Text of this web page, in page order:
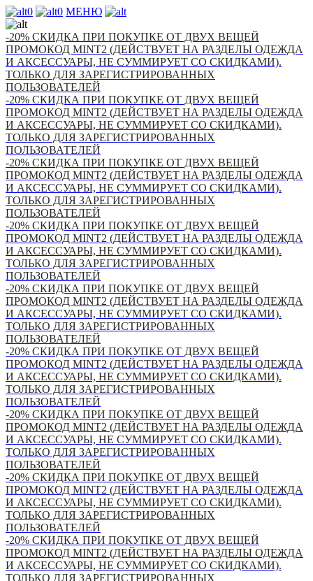
0 0 МЕНЮ
-20% СКИДКА ПРИ ПОКУПКЕ ОТ ДВУХ ВЕЩЕЙ
ПРОМОКОД MINT2 (ДЕЙСТВУЕТ НА РАЗДЕЛЫ ОДЕЖДА
И АКСЕССУАРЫ, НЕ СУММИРУЕТ СО СКИДКАМИ).
ТОЛЬКО ДЛЯ ЗАРЕГИСТРИРОВАННЫХ
ПОЛЬЗОВАТЕЛЕЙ
-20% СКИДКА ПРИ ПОКУПКЕ ОТ ДВУХ ВЕЩЕЙ
ПРОМОКОД MINT2 (ДЕЙСТВУЕТ НА РАЗДЕЛЫ ОДЕЖДА
И АКСЕССУАРЫ, НЕ СУММИРУЕТ СО СКИДКАМИ).
ТОЛЬКО ДЛЯ ЗАРЕГИСТРИРОВАННЫХ
ПОЛЬЗОВАТЕЛЕЙ
-20% СКИДКА ПРИ ПОКУПКЕ ОТ ДВУХ ВЕЩЕЙ
ПРОМОКОД MINT2 (ДЕЙСТВУЕТ НА РАЗДЕЛЫ ОДЕЖДА
И АКСЕССУАРЫ, НЕ СУММИРУЕТ СО СКИДКАМИ).
ТОЛЬКО ДЛЯ ЗАРЕГИСТРИРОВАННЫХ
ПОЛЬЗОВАТЕЛЕЙ
-20% СКИДКА ПРИ ПОКУПКЕ ОТ ДВУХ ВЕЩЕЙ
ПРОМОКОД MINT2 (ДЕЙСТВУЕТ НА РАЗДЕЛЫ ОДЕЖДА
И АКСЕССУАРЫ, НЕ СУММИРУЕТ СО СКИДКАМИ).
ТОЛЬКО ДЛЯ ЗАРЕГИСТРИРОВАННЫХ
ПОЛЬЗОВАТЕЛЕЙ
-20% СКИДКА ПРИ ПОКУПКЕ ОТ ДВУХ ВЕЩЕЙ
ПРОМОКОД MINT2 (ДЕЙСТВУЕТ НА РАЗДЕЛЫ ОДЕЖДА
И АКСЕССУАРЫ, НЕ СУММИРУЕТ СО СКИДКАМИ).
ТОЛЬКО ДЛЯ ЗАРЕГИСТРИРОВАННЫХ
ПОЛЬЗОВАТЕЛЕЙ
-20% СКИДКА ПРИ ПОКУПКЕ ОТ ДВУХ ВЕЩЕЙ
ПРОМОКОД MINT2 (ДЕЙСТВУЕТ НА РАЗДЕЛЫ ОДЕЖДА
И АКСЕССУАРЫ, НЕ СУММИРУЕТ СО СКИДКАМИ).
ТОЛЬКО ДЛЯ ЗАРЕГИСТРИРОВАННЫХ
ПОЛЬЗОВАТЕЛЕЙ
-20% СКИДКА ПРИ ПОКУПКЕ ОТ ДВУХ ВЕЩЕЙ
ПРОМОКОД MINT2 (ДЕЙСТВУЕТ НА РАЗДЕЛЫ ОДЕЖДА
И АКСЕССУАРЫ, НЕ СУММИРУЕТ СО СКИДКАМИ).
ТОЛЬКО ДЛЯ ЗАРЕГИСТРИРОВАННЫХ
ПОЛЬЗОВАТЕЛЕЙ
-20% СКИДКА ПРИ ПОКУПКЕ ОТ ДВУХ ВЕЩЕЙ
ПРОМОКОД MINT2 (ДЕЙСТВУЕТ НА РАЗДЕЛЫ ОДЕЖДА
И АКСЕССУАРЫ, НЕ СУММИРУЕТ СО СКИДКАМИ).
ТОЛЬКО ДЛЯ ЗАРЕГИСТРИРОВАННЫХ
ПОЛЬЗОВАТЕЛЕЙ
-20% СКИДКА ПРИ ПОКУПКЕ ОТ ДВУХ ВЕЩЕЙ
ПРОМОКОД MINT2 (ДЕЙСТВУЕТ НА РАЗДЕЛЫ ОДЕЖДА
И АКСЕССУАРЫ, НЕ СУММИРУЕТ СО СКИДКАМИ).
ТОЛЬКО ДЛЯ ЗАРЕГИСТРИРОВАННЫХ